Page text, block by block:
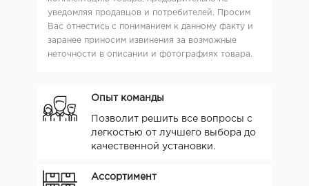
уведомляя продавцов и потребителей. Просим
Вас отнестись с пониманием к данному факту и
заранее приносим извинения за возможные
неточности в описании и фотографиях товара.
Опыт команды
Позволит решить все вопросы с
легкостью от лучшего выбора до
качественной установки.
Ассортимент